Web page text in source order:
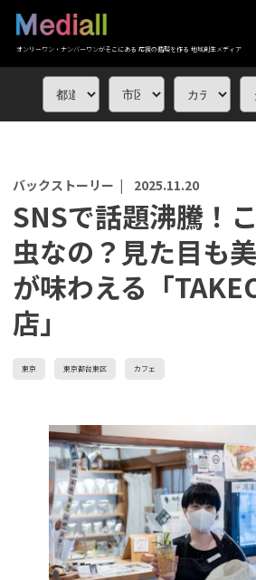
オンリーワン・ナンバーワンがそこにある 応援の循環を作る 地域創生メディア
バックストーリー | 2025.11.20
SNSで話題沸騰！
虫なの？見た目も
が味わえる「
店」
東京 東京都台東区 カフェ